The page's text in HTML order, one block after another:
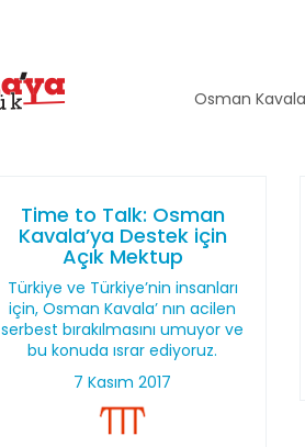
Osman
Time to Talk: Osman
Kavala’ya Destek için
Açık Mektup
Türkiye ve Türkiye’nin insanları
için, Osman Kavala’ nın acilen
serbest bırakılmasını umuyor ve
bu konuda ısrar ediyoruz.
7 Kasım 2017